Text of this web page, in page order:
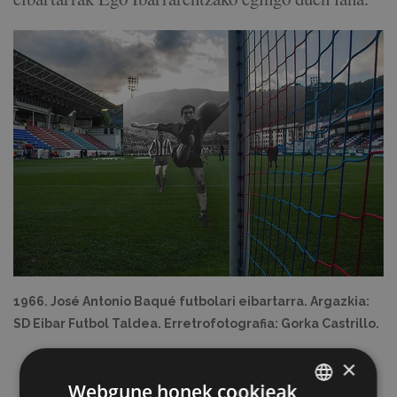
1966. José Antonio Baqué futbolari eibartarra. Argazkia:
SD Eibar Futbol Taldea. Erretrofotografia: Gorka Castrillo.
×
Webgune honek cookieak